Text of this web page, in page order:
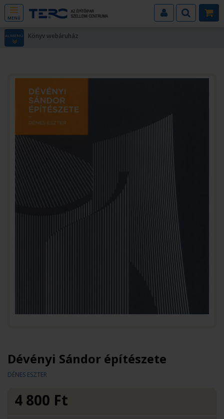
MENÜ
ALMENÜ Könyv webáruház
Dévényi Sándor építészete
DÉNES ESZTER
4 800 Ft